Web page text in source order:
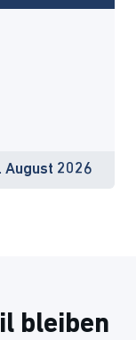
August 2026
bleiben